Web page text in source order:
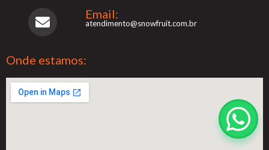
Email:
atendimento@snowfruit.com.br
Onde estamos: